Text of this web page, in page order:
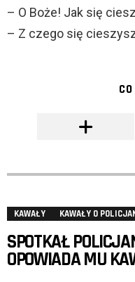
– O Boże! Jak się
– Z czego się
KAWAŁY KAWAŁY O
SPOTKAŁ
OPOWIADA MU